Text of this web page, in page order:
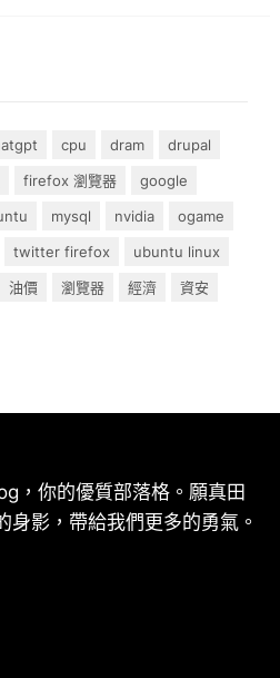
cpu dram
drupal
firefox 瀏覽器
google
mysql nvidia
ogame
twitter firefox
ubuntu linux
油價 瀏覽器 經濟
資安
，你的優質部落格。願真田
身影，帶給我們更多的勇氣。